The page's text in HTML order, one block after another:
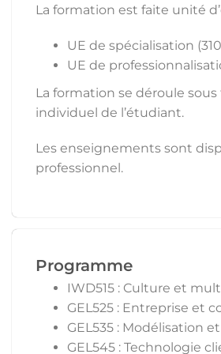
La formation est faite unité
UE de spécialisation
UE de
La formation se déroule
individuel de l’étudiant.
Les enseignements sont
professionnel.
Programme
IWD515 : Culture et
GEL525 : Entreprise et
GEL535 : Modélisation
GEL545 : Technologie